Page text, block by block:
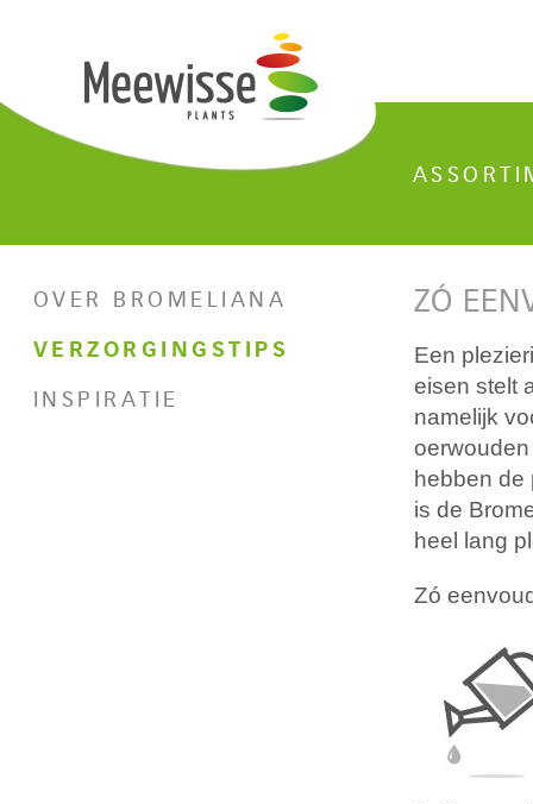
OVER BROMELIANA
VERZORGINGSTIPS
INSPIRATIE
ZÓ
Een
eisen stelt
namelijk
hebben de
is de
heel lang
Zó